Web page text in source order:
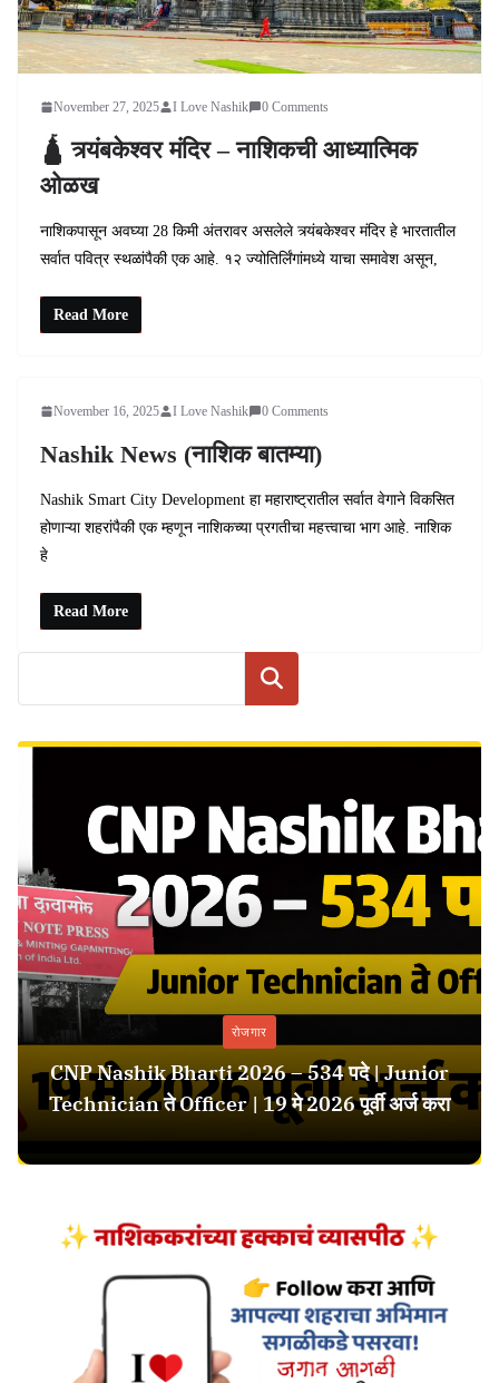
November 27, 2025 I Love Nashik 0 Comments
🛕 त्र्यंबकेश्वर मंदिर – नाशिकची आध्यात्मिक
ओळख
नाशिकपासून अवघ्या 28 किमी अंतरावर असलेले त्र्यंबकेश्वर मंदिर हे भारतातील
सर्वात पवित्र स्थळांपैकी एक आहे. १२ ज्योतिर्लिंगांमध्ये याचा समावेश असून,
Read More
November 16, 2025 I Love Nashik 0 Comments
Nashik News (नाशिक बातम्या)
Nashik Smart City Development हा महाराष्ट्रातील सर्वात वेगाने विकसित
होणाऱ्या शहरांपैकी एक म्हणून नाशिकच्या प्रगतीचा महत्त्वाचा भाग आहे. नाशिक
हे
Read More
Search
रोजगार
CNP Nashik Bharti 2026 – 534 पदे | Junior
Technician ते Officer | 19 मे 2026 पूर्वी अर्ज करा